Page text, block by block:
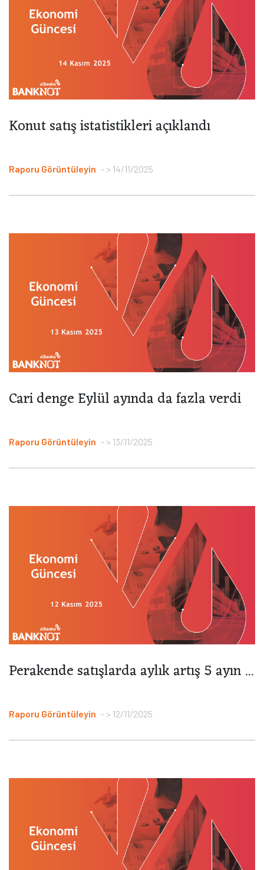
Konut satış istatistikleri açıklandı
Raporu Görüntüleyin > 14/11/2025
Cari denge Eylül ayında da fazla verdi
Raporu Görüntüleyin > 13/11/2025
Perakende satışlarda aylık artış 5 ayın ...
Raporu Görüntüleyin > 12/11/2025